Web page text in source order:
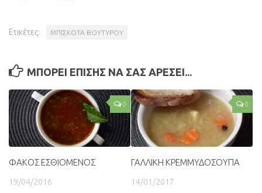
Ετικέτες: ΜΠΙΣΚΟΤΑ ΒΟΥΤΥΡΟΥ
ΜΠΟΡΕΙ ΕΠΙΣΗΣ ΝΑ ΣΑΣ ΑΡΕΣΕΙ...
0
ΦΑΚΟΣ ΕΣΘΙΟΜΕΝΟΣ
19/04/2016
0
ΓΑΛΛΙΚΗ ΚΡΕΜΜΥΔΟΣΟΥΠΑ
14/01/2017